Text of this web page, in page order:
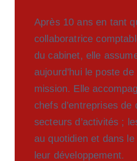
Après 10 ans en tant
collaboratrice
du cabinet, elle
aujourd’hui le poste
mission. Elle
chefs d’entreprises de
secteurs d’activités ;
au quotidien et dans
leur développement.